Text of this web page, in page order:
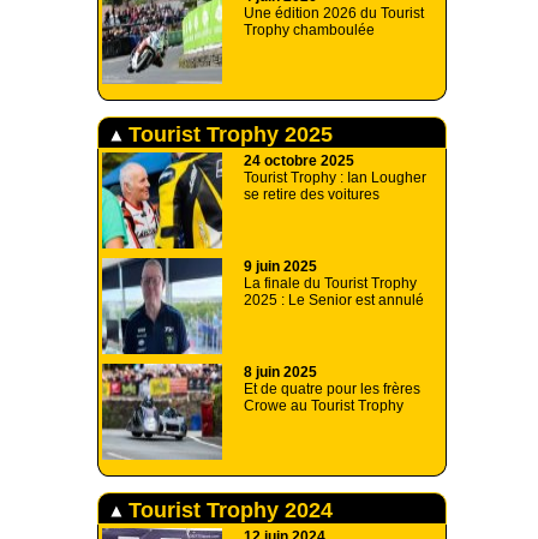
Une édition 2026 du Tourist
Trophy chamboulée
Tourist Trophy 2025
24 octobre 2025
Tourist Trophy : Ian Lougher
se retire des voitures
9 juin 2025
La finale du Tourist Trophy
2025 : Le Senior est annulé
8 juin 2025
Et de quatre pour les frères
Crowe au Tourist Trophy
Tourist Trophy 2024